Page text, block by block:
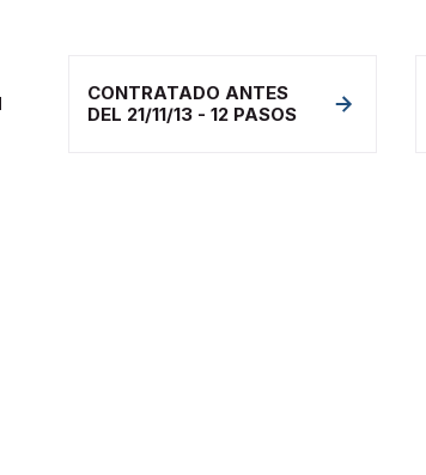
CONTRATADO ANTES
DEL 21/11/13 - 12 PASOS